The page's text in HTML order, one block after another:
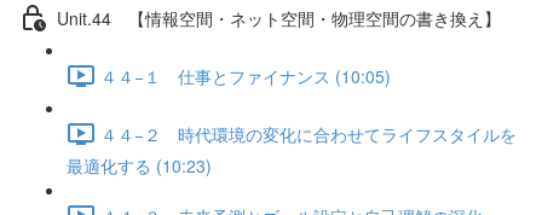
Unit.44 【情報空間・ネット空間・物理空間の書き換え】
４４−１ 仕事とファイナンス (10:05)
４４−２ 時代環境の変化に合わせてライフスタイルを
最適化する (10:23)